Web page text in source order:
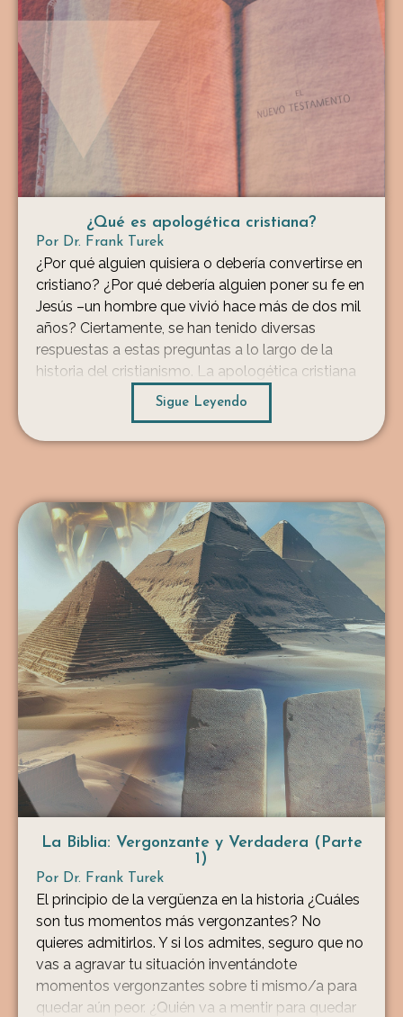
¿Qué es apologética cristiana?
Por Dr. Frank Turek
¿Por qué alguien quisiera o debería convertirse en
cristiano? ¿Por qué debería alguien poner su fe en
Jesús –un hombre que vivió hace más de dos mil
años? Ciertamente, se han tenido diversas
respuestas a estas preguntas a lo largo de la
historia del cristianismo. La apologética cristiana
es tanto la ciencia como el arte […]
Sigue Leyendo
La Biblia: Vergonzante y Verdadera (Parte
1)
Por Dr. Frank Turek
El principio de la vergüenza en la historia ¿Cuáles
son tus momentos más vergonzantes? No
quieres admitirlos. Y si los admites, seguro que no
vas a agravar tu situación inventándote
momentos vergonzantes sobre ti mismo/a para
quedar aún peor. ¿Quién va a mentir para quedar